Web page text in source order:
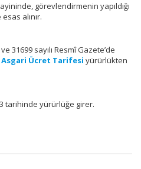
görevlendirmenin yapıldığı
alınır.
31699 sayılı Resmî Gazete’de
Asgari Ücret Tarifesi yürürlükten
tarihinde yürürlüğe girer.